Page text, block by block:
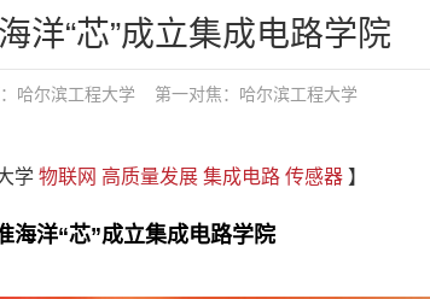
洋“芯”成立集成电路学院
哈尔滨工程大学 第一对焦： 哈尔滨工程大学
学 物联网 高质量发展 集成电路 传感器 】
海洋“芯”成立集成电路学院